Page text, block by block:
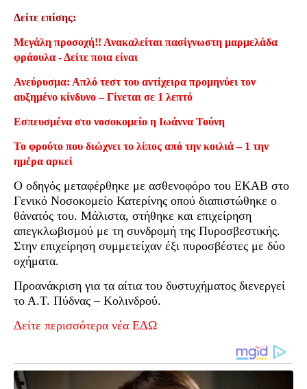
Δείτε επίσης:
Μεγάλη προσοχή!! Ανακαλείται πασίγνωστη μαρμελάδα
φράουλα - Δείτε ποια είναι
Ανεύρυσμα: Απλό τεστ του αντίχειρα προμηνύει τον
αυξημένο κίνδυνο – Γίνεται σε 1 λεπτό
Εσπευσμένα στο νοσοκομείο η Ιωάννα Τούνη
Το φρούτο που διώχνει το λίπος από την κοιλιά – 1 την
ημέρα αρκεί
Ο οδηγός μεταφέρθηκε με ασθενοφόρο του ΕΚΑΒ στο
Γενικό Νοσοκομείο Κατερίνης οπού διαπιστώθηκε ο
θάνατός του. Μάλιστα, στήθηκε και επιχείρηση
απεγκλωβισμού με τη συνδρομή της Πυροσβεστικής.
Στην επιχείρηση συμμετείχαν έξι πυροσβέστες με δύο
οχήματα.
Προανάκριση για τα αίτια του δυστυχήματος διενεργεί
το Α.Τ. Πύδνας – Κολινδρού.
Δείτε περισσότερα νέα ΕΔΩ